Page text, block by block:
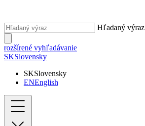
Hľadaný výraz
rozšírené vyhľadávanie
SKSlovensky
SKSlovensky
ENEnglish